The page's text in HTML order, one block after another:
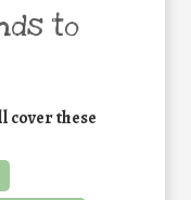
to
cover these